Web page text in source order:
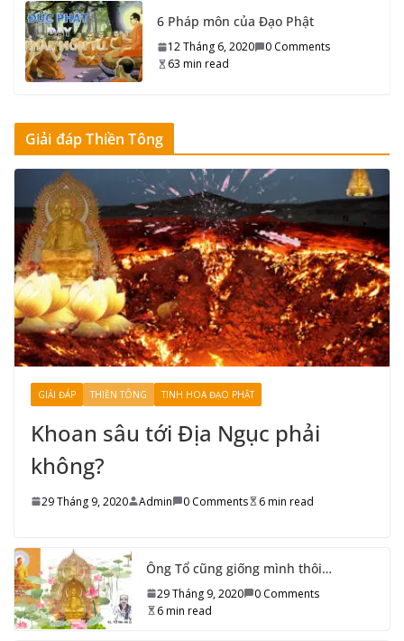
9 Tháng 9, 2020 0 Comments 15 min read
35_Tổ sư Thiền Tông đời Thứ ba
5 min read
34_Tổ sư Thiền Tông đời Thứ ba
mươi tư
10 Tháng 9, 2020
0 Comments
27 min read
6 Pháp môn của Đạo Phật
12 Tháng 6, 2020
0 Comments
63 min read
Giải đáp Thiền Tông
GIẢI ĐÁP THIỀN TÔNG TINH HOA ĐẠO PHẬT
Khoan sâu tới Địa Ngục phải
không?
29 Tháng 9, 2020 Admin 0 Comments 6 min read
Ông Tổ cũng giống mình thôi…
29 Tháng 9, 2020
0 Comments
6 min read